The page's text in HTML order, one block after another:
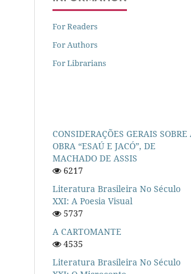
For Readers
For Authors
For Librarians
CONSIDERAÇÕES GERAIS SOBRE
OBRA “ESAÚ E JACÓ”, DE
MACHADO DE ASSIS
6217
Literatura Brasileira No Século
XXI: A Poesia Visual
5737
A CARTOMANTE
4535
Literatura Brasileira No Século